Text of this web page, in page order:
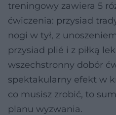
treningowy zawiera 5
ćwiczenia: przysiad
nogi w tył, z
przysiad plié i z piłką
wszechstronny dobór
spektakularny efekt w
co musisz zrobić, to
planu wyzwania.